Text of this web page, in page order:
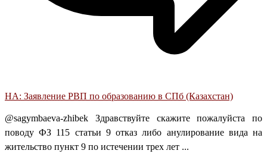
НА: Заявление РВП по образованию в СПб (Казахстан)
@sagymbaeva-zhibek Здравствуйте скажите пожалуйста по
поводу ФЗ 115 статьи 9 отказ либо анулирование вида на
жительство пункт 9 по истечении трех лет ...